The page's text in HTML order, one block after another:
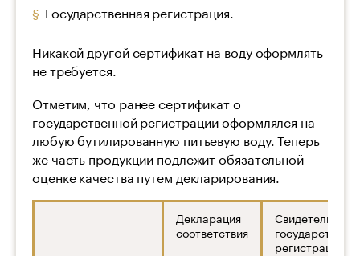
Государственная регистрация.
Никакой другой сертификат на воду оформлять
не требуется.
Отметим, что ранее сертификат о
государственной регистрации оформлялся на
любую бутилированную питьевую воду. Теперь
же часть продукции подлежит обязательной
оценке качества путем декларирования.
Декларация
соответствия
Свидетельство
регистрации